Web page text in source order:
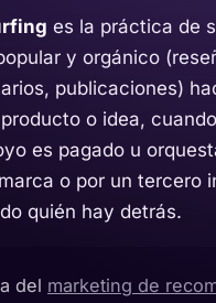
es la práctica de
y orgánico
publicaciones)
o idea,
es pagado u
o por un tercero
quién hay detrás.
del marketing de